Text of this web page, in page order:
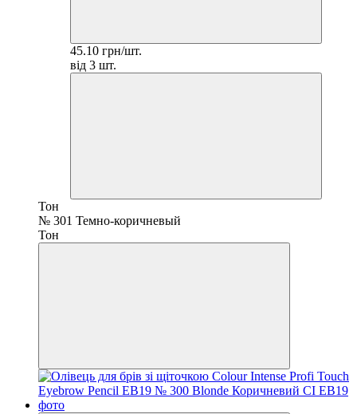
45.10 грн/шт.
від 3 шт.
Тон
№ 301 Темно-коричневый
Тон